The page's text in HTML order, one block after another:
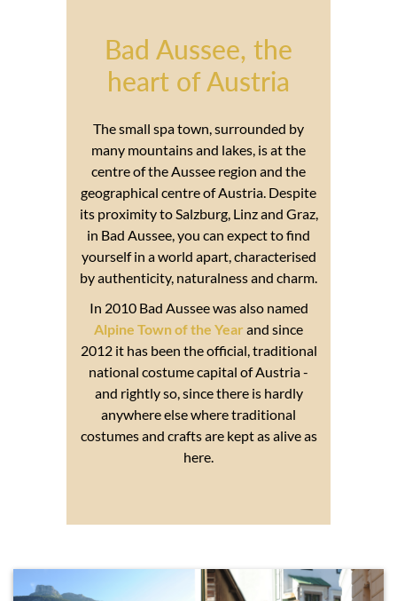
Bad Aussee, the
heart of Austria
The small spa town, surrounded by
many mountains and lakes, is at the
centre of the Aussee region and the
geographical centre of Austria. Despite
its proximity to Salzburg, Linz and Graz,
in Bad Aussee, you can expect to find
yourself in a world apart, characterised
by authenticity, naturalness and charm.
In 2010 Bad Aussee was also named
Alpine Town of the Year and since
2012 it has been the official, traditional
national costume capital of Austria -
and rightly so, since there is hardly
anywhere else where traditional
costumes and crafts are kept as alive as
here.